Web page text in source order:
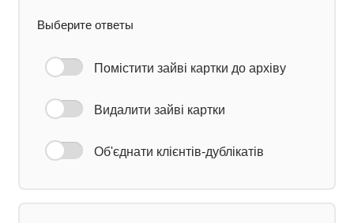
Выберите ответы
Помістити зайві картки до архіву
Видалити зайві картки
Об'єднати клієнтів-дублікатів